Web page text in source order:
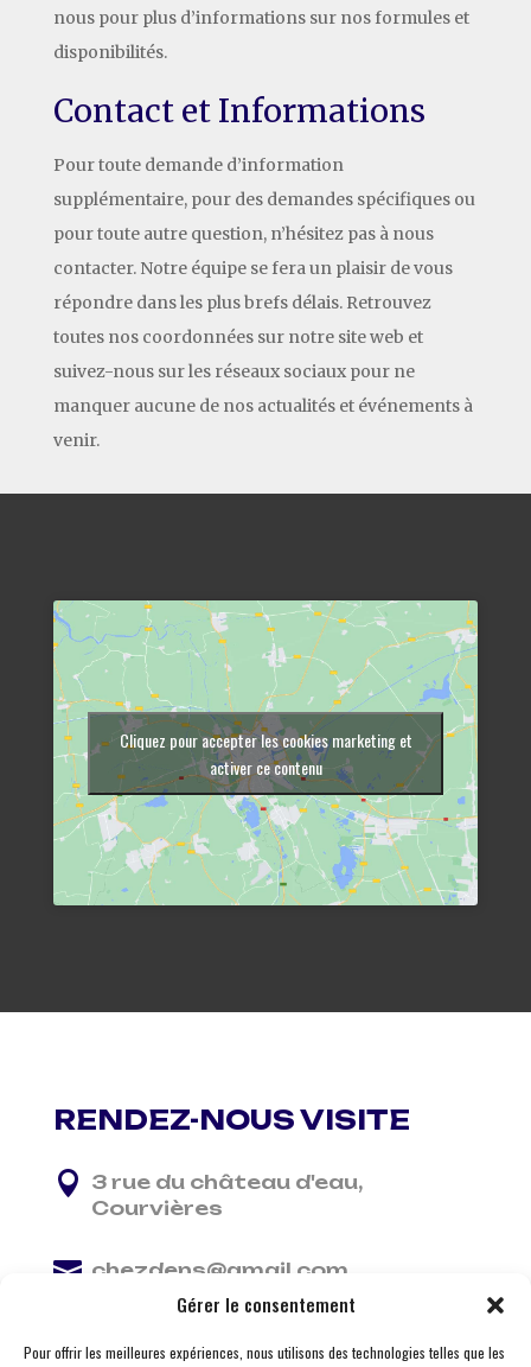
Gérer le consentement
Pour offrir les meilleures expériences, nous utilisons des technologies telles que les
nous pour plus d’informations sur nos formules et
disponibilités.
Contact et Informations
Pour toute demande d’information
supplémentaire, pour des demandes spécifiques ou
pour toute autre question, n’hésitez pas à nous
contacter. Notre équipe se fera un plaisir de vous
répondre dans les plus brefs délais. Retrouvez
toutes nos coordonnées sur notre site web et
suivez-nous sur les réseaux sociaux pour ne
manquer aucune de nos actualités et événements à
venir.
Cliquez pour accepter les cookies marketing et
activer ce contenu
RENDEZ-NOUS VISITE
 3 rue du château d'eau,
Courvières
 chezdens@gmail.com